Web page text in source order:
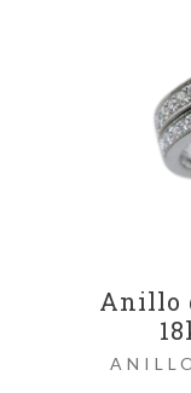
Anillo